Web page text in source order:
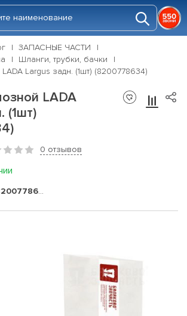
ЗАПАСНЫЕ ЧАСТИ
Шланги, трубки, бачки
Largus задн. (1шт) (8200778634)
LADA
(1шт)
0 отзывов